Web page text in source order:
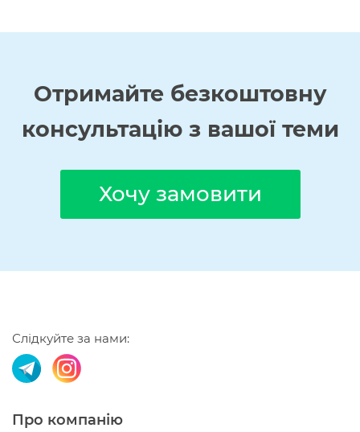
Отримайте безкоштовну
консультацію з вашої теми
Хочу замовити
Слідкуйте за нами:
Про компанію